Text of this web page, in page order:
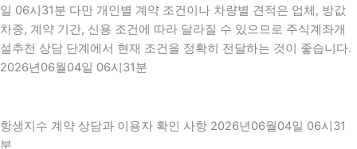
일 06시31분 다만 개인별 계약 조건이나 차량별 견적은 업체, 방값
차종, 계약 기간, 신용 조건에 따라 달라질 수 있으므로 주식계좌개
설추천 상담 단계에서 현재 조건을 정확히 전달하는 것이 좋습니다.
2026년06월04일 06시31분
항생지수 계약 상담과 이용자 확인 사항 2026년06월04일 06시31
분